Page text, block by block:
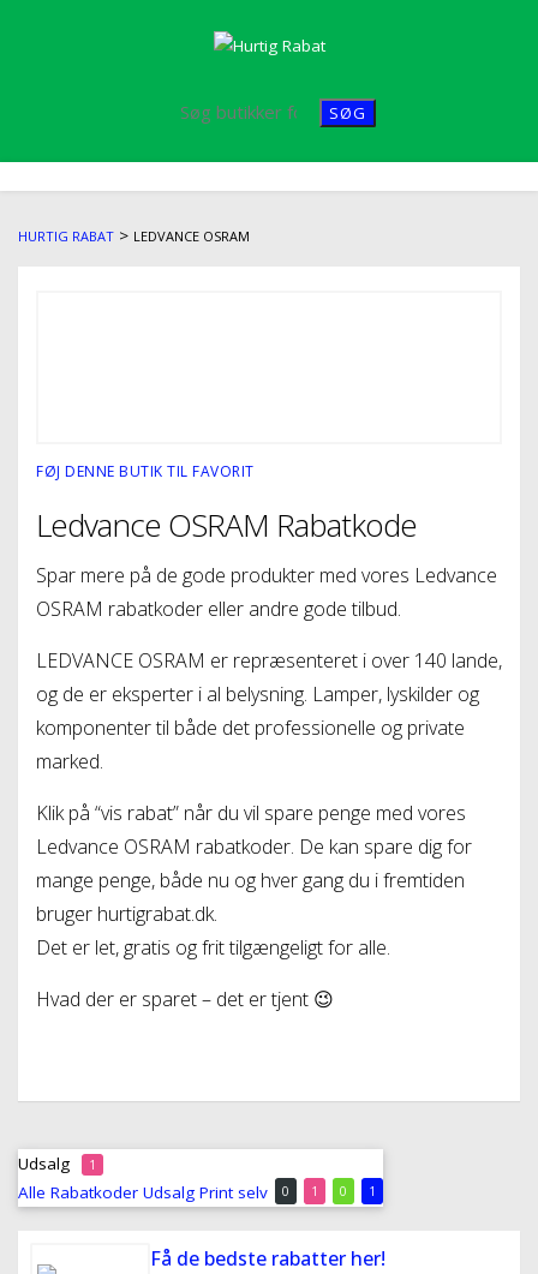
SØG
content
HURTIG RABAT > LEDVANCE OSRAM
FØJ DENNE BUTIK TIL FAVORIT
Ledvance OSRAM Rabatkode
Spar mere på de gode produkter med vores Ledvance
OSRAM rabatkoder eller andre gode tilbud.
LEDVANCE OSRAM er repræsenteret i over 140 lande,
og de er eksperter i al belysning. Lamper, lyskilder og
komponenter til både det professionelle og private
marked.
Klik på “vis rabat” når du vil spare penge med vores
Ledvance OSRAM rabatkoder. De kan spare dig for
mange penge, både nu og hver gang du i fremtiden
bruger hurtigrabat.dk.
Det er let, gratis og frit tilgængeligt for alle.
Hvad der er sparet – det er tjent 😉
Udsalg 1
Alle 1
Rabatkoder 0
Udsalg 1
Print selv 0
Få de bedste rabatter her!